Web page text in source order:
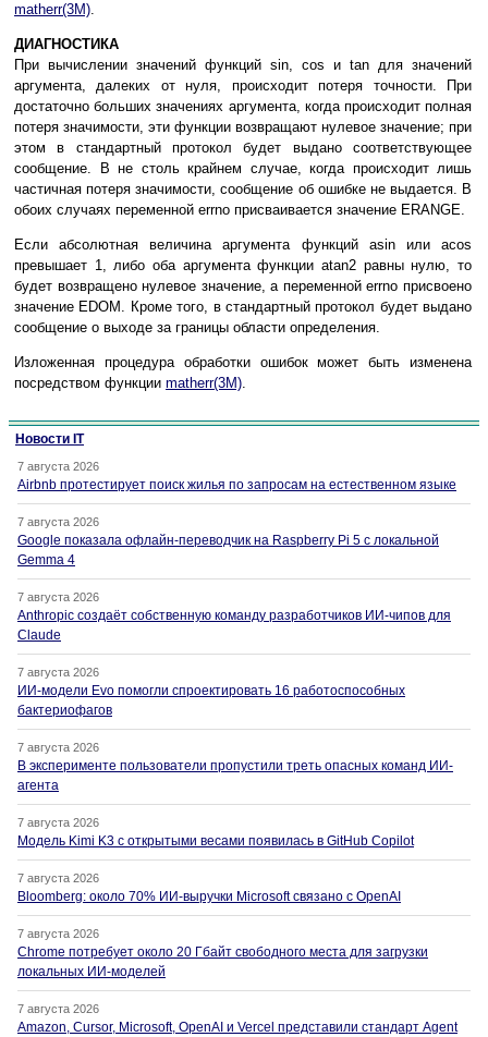
matherr(3M).
ДИАГНОСТИКА
При вычислении значений функций sin, cos и tan для значений
аргумента, далеких от нуля, происходит потеря точности. При
достаточно больших значениях аргумента, когда происходит полная
потеря значимости, эти функции возвращают нулевое значение; при
этом в стандартный протокол будет выдано соответствующее
сообщение. В не столь крайнем случае, когда происходит лишь
частичная потеря значимости, сообщение об ошибке не выдается. В
обоих случаях переменной errno присваивается значение ERANGE.
Если абсолютная величина аргумента функций asin или acos
превышает 1, либо оба аргумента функции atan2 равны нулю, то
будет возвращено нулевое значение, а переменной errno присвоено
значение EDOM. Кроме того, в стандартный протокол будет выдано
сообщение о выходе за границы области определения.
Изложенная процедура обработки ошибок может быть изменена
посредством функции matherr(3M).
Новости IT
7 августа 2026
Airbnb протестирует поиск жилья по запросам на естественном языке
7 августа 2026
Google показала офлайн-переводчик на Raspberry Pi 5 с локальной
Gemma 4
7 августа 2026
Anthropic создаёт собственную команду разработчиков ИИ-чипов для
Claude
7 августа 2026
ИИ-модели Evo помогли спроектировать 16 работоспособных
бактериофагов
7 августа 2026
В эксперименте пользователи пропустили треть опасных команд ИИ-
агента
7 августа 2026
Модель Kimi K3 с открытыми весами появилась в GitHub Copilot
7 августа 2026
Bloomberg: около 70% ИИ-выручки Microsoft связано с OpenAI
7 августа 2026
Chrome потребует около 20 Гбайт свободного места для загрузки
локальных ИИ-моделей
7 августа 2026
Amazon, Cursor, Microsoft, OpenAI и Vercel представили стандарт Agent